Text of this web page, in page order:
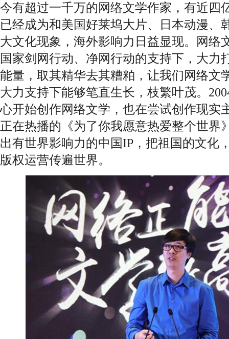
今有超过一千万的网络文学作家，有近四
已经成为和美国好莱坞大片、日本动漫、
大文化现象，海外影响力日益显现。网络
国家剑网行动、净网行动的支持下，大力
能量，取其精华去其糟粕，让我们网络文
大力支持下能够笔直生长，枝繁叶茂。
心开始创作网络文学，也在尝试创作现实
正在热播的《为了你我愿意热爱整个世界
出有世界影响力的中国IP，把祖国的文化
版权运营传遍世界。